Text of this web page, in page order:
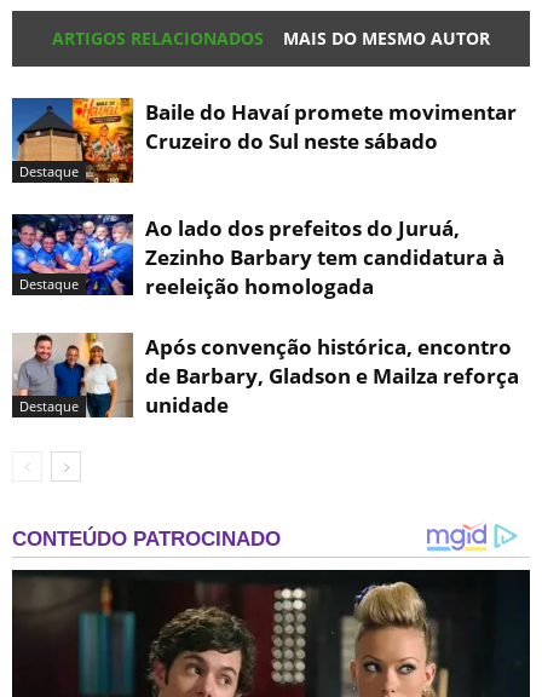
ARTIGOS RELACIONADOS MAIS DO MESMO AUTOR
Destaque
Baile do Havaí promete movimentar
Cruzeiro do Sul neste sábado
Destaque
Ao lado dos prefeitos do Juruá,
Zezinho Barbary tem candidatura à
reeleição homologada
Destaque
Após convenção histórica, encontro
de Barbary, Gladson e Mailza reforça
unidade